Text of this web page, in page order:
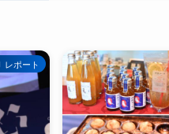
レポート